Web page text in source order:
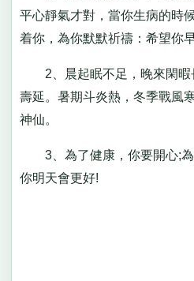
平心靜氣才對，當你生病的時
着你，為你默默祈禱：希望你
2、晨起眠不足，晚來閑暇
壽延。暑期斗炎熱，冬季戰風
神仙。
3、為了健康，你要開心;為
你明天會更好!